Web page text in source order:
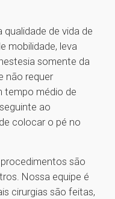
de vida de
mobilidade, leva
somente da
não requer
tempo médio de
ao
colocar o pé no
procedimentos são
Nossa equipe é
cirurgias são feitas,